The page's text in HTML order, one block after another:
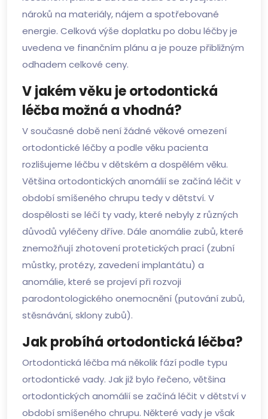
nároků na materiály, nájem a spotřebované
energie. Celková výše doplatku po dobu léčby je
uvedena ve finančním plánu a je pouze přibližným
odhadem celkové ceny.
V jakém věku je ortodontická
léčba možná a vhodná?
V současné době není žádné věkové omezení
ortodontické léčby a podle věku pacienta
rozlišujeme léčbu v dětském a dospělém věku.
Většina ortodontických anomálií se začíná léčit v
období smíšeného chrupu tedy v dětství. V
dospělosti se léčí ty vady, které nebyly z různých
důvodů vyléčeny dříve. Dále anomálie zubů, které
znemožňují zhotovení protetických prací (zubní
můstky, protézy, zavedení implantátu) a
anomálie, které se projeví při rozvoji
parodontologického onemocnění (putování zubů,
stěsnávání, sklony zubů).
Jak probíhá ortodontická léčba?
Ortodontická léčba má několik fází podle typu
ortodontické vady. Jak již bylo řečeno, většina
ortodontických anomálií se začíná léčit v dětství v
období smíšeného chrupu. Některé vady je však